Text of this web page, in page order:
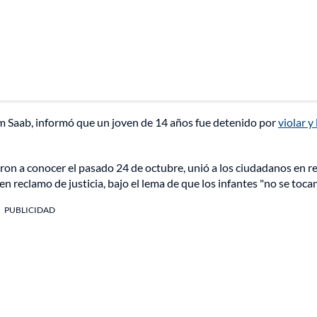
Saab, informó que un joven de 14 años fue detenido porviolar y
a conocer el pasado 24 de octubre, unió a los ciudadanos en
reclamo de justicia, bajo el lema de que los infantes "no se
PUBLICIDAD